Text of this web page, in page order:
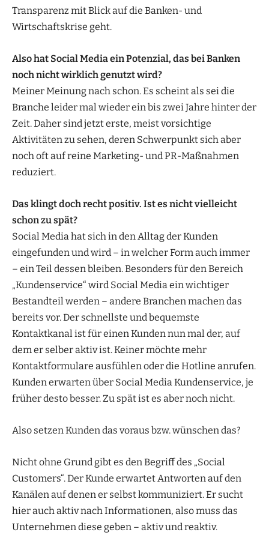
Transparenz mit Blick auf die Banken- und
Wirtschaftskrise geht.
Also hat Social Media ein Potenzial, das bei Banken
noch nicht wirklich genutzt wird?
Meiner Meinung nach schon. Es scheint als sei die
Branche leider mal wieder ein bis zwei Jahre hinter der
Zeit. Daher sind jetzt erste, meist vorsichtige
Aktivitäten zu sehen, deren Schwerpunkt sich aber
noch oft auf reine Marketing- und PR-Maßnahmen
reduziert.
Das klingt doch recht positiv. Ist es nicht vielleicht
schon zu spät?
Social Media hat sich in den Alltag der Kunden
eingefunden und wird – in welcher Form auch immer
– ein Teil dessen bleiben. Besonders für den Bereich
„Kundenservice“ wird Social Media ein wichtiger
Bestandteil werden – andere Branchen machen das
bereits vor. Der schnellste und bequemste
Kontaktkanal ist für einen Kunden nun mal der, auf
dem er selber aktiv ist. Keiner möchte mehr
Kontaktformulare ausfühlen oder die Hotline anrufen.
Kunden erwarten über Social Media Kundenservice, je
früher desto besser. Zu spät ist es aber noch nicht.
Also setzen Kunden das voraus bzw. wünschen das?
Nicht ohne Grund gibt es den Begriff des „Social
Customers“. Der Kunde erwartet Antworten auf den
Kanälen auf denen er selbst kommuniziert. Er sucht
hier auch aktiv nach Informationen, also muss das
Unternehmen diese geben – aktiv und reaktiv.